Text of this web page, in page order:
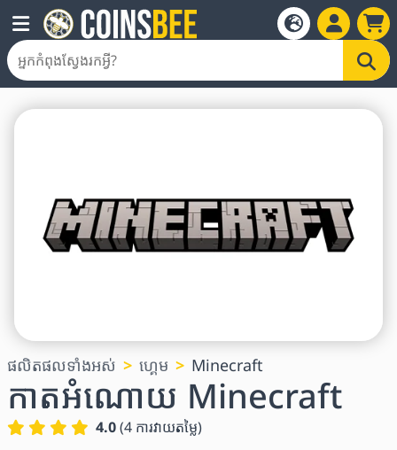
ផលិតផលទាំងអស់ ហ្គេម Minecraft
កាតអំណោយ Minecraft
4.0(4 ការវាយតម្លៃ)